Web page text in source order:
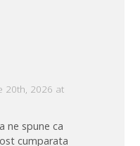
20th, 2026 at
ne spune ca
cumparata